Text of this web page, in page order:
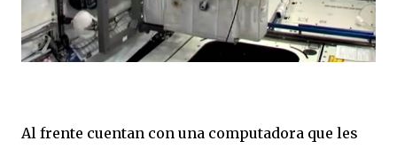
Al frente cuentan con una computadora que les